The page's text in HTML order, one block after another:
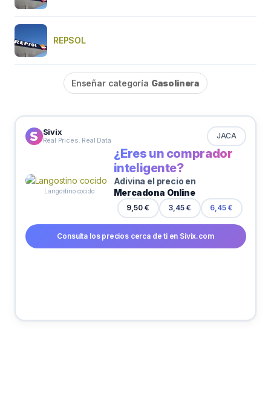
REPSOL
Enseñar categoría Gasolinera
Sivix
Real Prices. Real Data JACA
Langostino cocido
¿Eres un comprador
inteligente?
Adivina el precio en
Mercadona Online
9,50 € 3,45 € 6,45 €
Consulta los precios cerca de ti en Sivix.com